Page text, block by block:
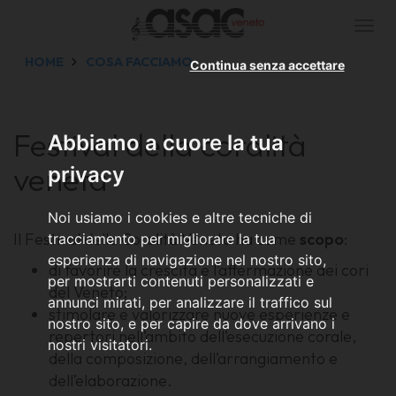
Abbiamo a cuore la tua
privacy
Noi usiamo i cookies e altre tecniche di
tracciamento per migliorare la tua
esperienza di navigazione nel nostro sito,
per mostrarti contenuti personalizzati e
annunci mirati, per analizzare il traffico sul
nostro sito, e per capire da dove arrivano i
nostri visitatori.
Continua senza accettare
HOME COSA FACCIAMO
Festival della coralità
veneta
Il Festival della Coralità Veneta ha come scopo
di favorire la crescita e l’affermazione dei cori
del Veneto;
stimolare e valorizzare nuove esperienze e
repertori nell’ambito dell’esecuzione corale,
della composizione, dell’arrangiamento e
dell’elaborazione.